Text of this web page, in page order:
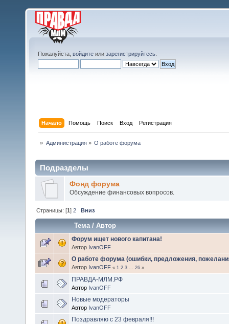
Пожалуйста, войдите или зарегистрируйтесь
Начало Помощь Поиск Вход Регистрация
» Администрация» О работе форума
Подразделы
Фонд форума
Обсуждение финансовых вопросов.
Страницы: [1]2 Вниз
Тема/Автор
Форум ищет нового капитана!
Автор IvanOFF
О работе форума (ошибки, предложения,
Автор IvanOFF « 1 2 3 ... 26 »
ПРАВДА-МЛМ.РФ
Автор IvanOFF
Новые модераторы
Автор IvanOFF
Поздравляю с 23 февраля!!!